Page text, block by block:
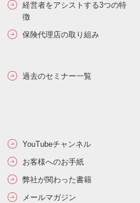
経営者をアシストする3つの特
徴
保険代理店の取り組み
過去のセミナー一覧
YouTubeチャンネル
お客様へのお手紙
弊社が関わった書籍
メールマガジン